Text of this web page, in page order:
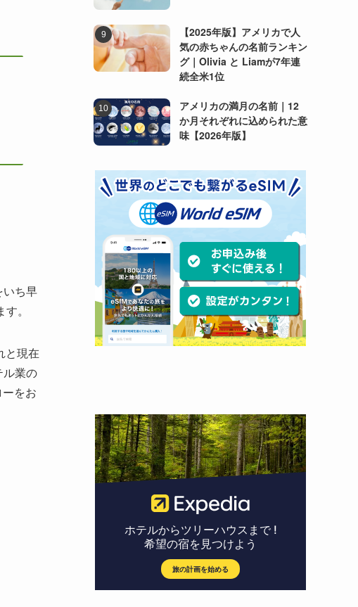
いち早
。
と現在
ル業の
をお
【2025年版】アメリカで人
気の赤ちゃんの名前ランキン
グ｜Olivia と Liamが7年連
続全米1位
アメリカの満月の名前｜12
か月それぞれに込められた意
味【2026年版】